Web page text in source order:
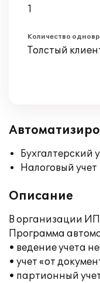
1
Количество
Толстый
Бухгалтерский
Налоговый учет
Описание
В организации
Программа
• ведение учета
• учет «от
• партионный